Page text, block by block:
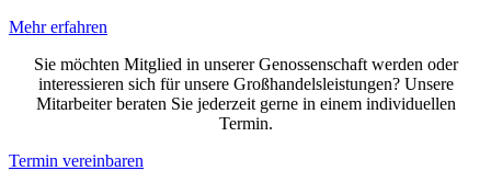
Mehr erfahren
Sie möchten Mitglied in unserer Genossenschaft werden oder
interessieren sich für unsere Großhandelsleistungen? Unsere
Mitarbeiter beraten Sie jederzeit gerne in einem individuellen
Termin.
Termin vereinbaren